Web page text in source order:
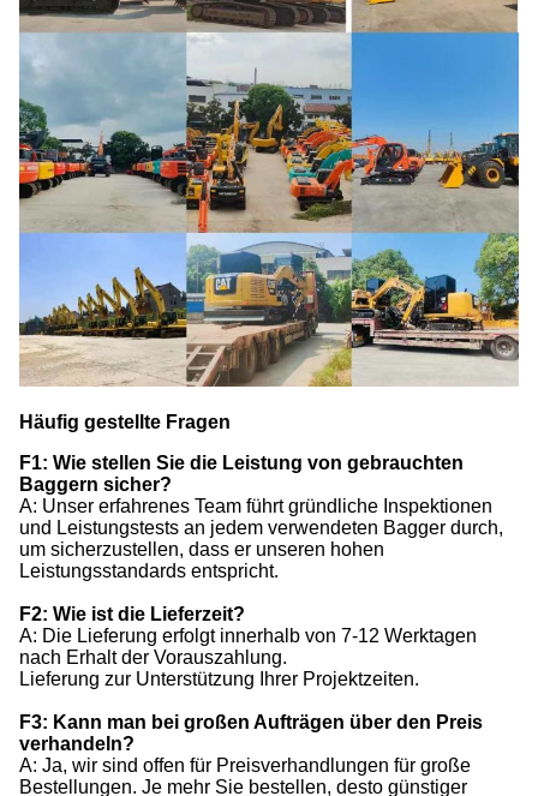
Häufig gestellte Fragen
F1: Wie stellen Sie die Leistung von gebrauchten
Baggern sicher?
A: Unser erfahrenes Team führt gründliche Inspektionen
und Leistungstests an jedem verwendeten Bagger durch,
um sicherzustellen, dass er unseren hohen
Leistungsstandards entspricht.
F2: Wie ist die Lieferzeit?
A: Die Lieferung erfolgt innerhalb von 7-12 Werktagen
nach Erhalt der Vorauszahlung.
Lieferung zur Unterstützung Ihrer Projektzeiten.
F3: Kann man bei großen Aufträgen über den Preis
verhandeln?
A: Ja, wir sind offen für Preisverhandlungen für große
Bestellungen. Je mehr Sie bestellen, desto günstiger